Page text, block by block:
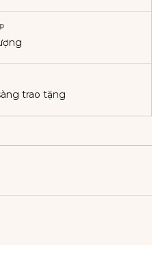
trao tặng